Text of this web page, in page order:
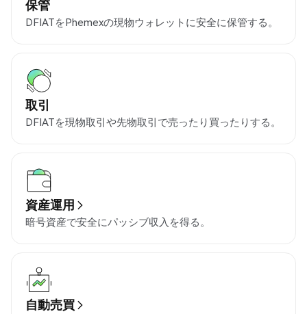
保管
DFIATをPhemexの現物ウォレットに安全に保管する。
取引
DFIATを現物取引や先物取引で売ったり買ったりする。
資産運用
暗号資産で安全にパッシブ収入を得る。
自動売買